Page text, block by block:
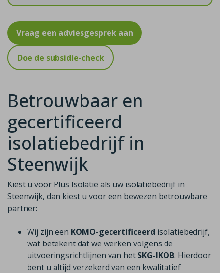
Vraag een adviesgesprek aan
Doe de subsidie-check
Betrouwbaar en
gecertificeerd
isolatiebedrijf in
Steenwijk
Kiest u voor Plus Isolatie als uw isolatiebedrijf in
Steenwijk, dan kiest u voor een bewezen betrouwbare
partner:
Wij zijn een KOMO-gecertificeerd isolatiebedrijf,
wat betekent dat we werken volgens de
uitvoeringsrichtlijnen van het SKG-IKOB. Hierdoor
bent u altijd verzekerd van een kwalitatief